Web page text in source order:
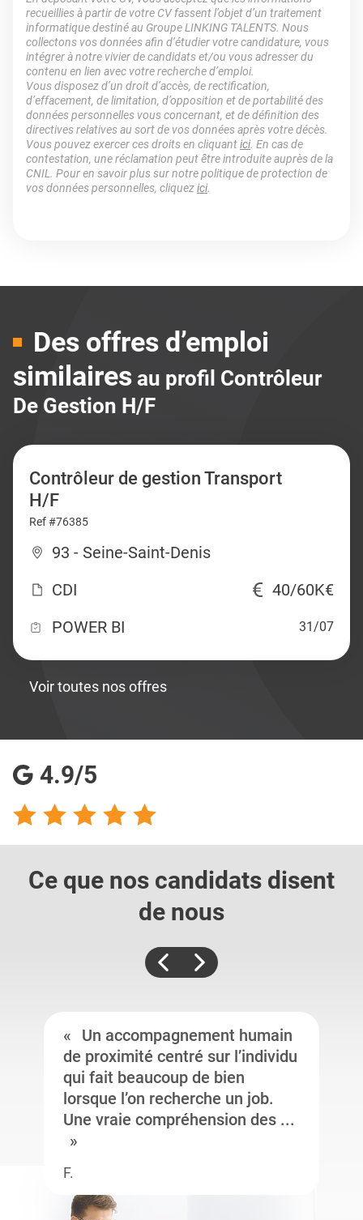
recueillies à partir de votre CV fassent l’objet d’un traitement
informatique destiné au Groupe LINKING TALENTS. Nous
collectons vos données afin d’étudier votre candidature, vous
intégrer à notre vivier de candidats et/ou vous adresser du
contenu en lien avec votre recherche d’emploi.
Vous disposez d’un droit d’accès, de rectification,
d’effacement, de limitation, d’opposition et de portabilité des
données personnelles vous concernant, et de définition des
directives relatives au sort de vos données après votre décès.
Vous pouvez exercer ces droits en cliquantici. En cas de
contestation, une réclamation peut être introduite auprès de la
CNIL. Pour en savoir plus sur notre politique de protection de
vos données personnelles, cliquezici.
Des offres d’emploi
similaires au profil Contrôleur
De Gestion H/F
Contrôleur de gestion Transport
H/F
Ref #76385
93 - Seine-Saint-Denis
CDI
40/60K€
POWER BI
31/07
Voir toutes nos offres
4.9/5
Ce que nos candidats disent
de nous
Un accompagnement humain
de proximité centré sur l’individu
qui fait beaucoup de bien
lorsque l’on recherche un job.
Une vraie compréhension des ...
F.